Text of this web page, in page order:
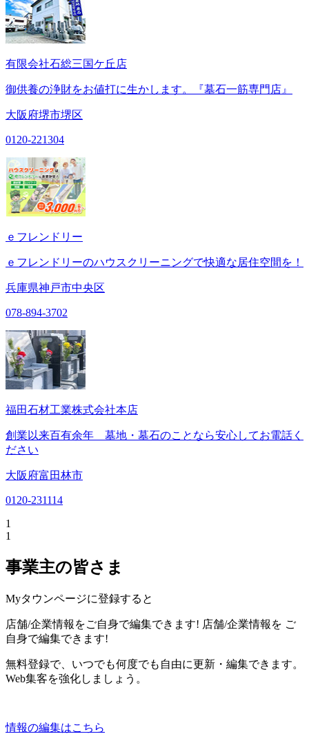
有限会社石総三国ケ丘店
御供養の浄財をお値打に生かします。『墓石一筋専門店』
大阪府堺市堺区
0120-221304
ｅフレンドリー
ｅフレンドリーのハウスクリーニングで快適な居住空間を！
兵庫県神戸市中央区
078-894-3702
福田石材工業株式会社本店
創業以来百有余年 墓地・墓石のことなら安心してお電話く
ださい
大阪府富田林市
0120-231114
1
1
事業主の皆さま
Myタウンページに登録すると
店舗/企業情報をご自身で編集できます! 店舗/企業情報を ご
自身で編集できます!
無料登録で、いつでも何度でも自由に更新・編集できます。
Web集客を強化しましょう。
情報の編集はこちら